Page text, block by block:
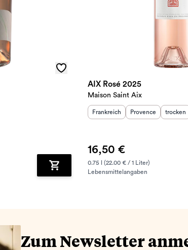
Zum Warenkorb hinzufügen
AIX Rosé 2025
Maison Saint Aix
Herkunftsland :
Frankreich Herkunftsregion:
Provence trocken
16,50 €
0.75 l (22.00 € / 1 Liter)
Lebensmittelangaben
Zum Newsletter